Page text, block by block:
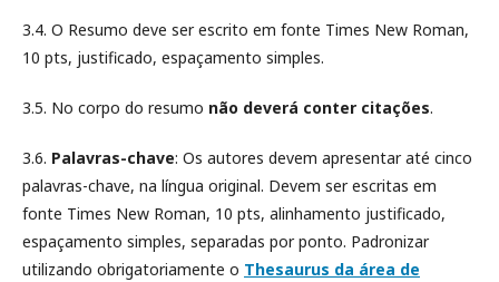
3.4. O Resumo deve ser escrito em fonte Times New Roman,
10 pts, justificado, espaçamento simples.
3.5. No corpo do resumo não deverá conter citações.
3.6. Palavras-chave: Os autores devem apresentar até cinco
palavras-chave, na língua original. Devem ser escritas em
fonte Times New Roman, 10 pts, alinhamento justificado,
espaçamento simples, separadas por ponto. Padronizar
utilizando obrigatoriamente o Thesaurus da área de